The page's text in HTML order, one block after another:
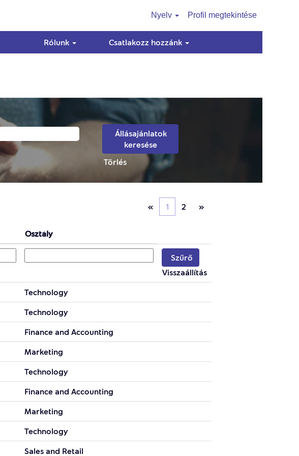
Nyelv Profil megtekintése
Rólunk Csatlakozz hozzánk
Törlés
« 1 2 »
Osztály
Visszaállítás
Technology
Technology
Finance and Accounting
Marketing
Technology
Finance and Accounting
Marketing
Technology
Sales and Retail